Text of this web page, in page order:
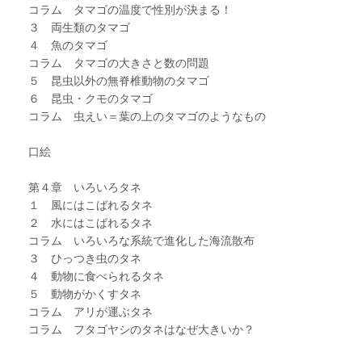
コラム タマゴの温度で性別が決まる！
３ 両生類のタマゴ
４ 魚のタマゴ
コラム タマゴの大きさと数の問題
５ 昆虫以外の無脊椎動物のタマゴ
６ 昆虫・クモのタマゴ
コラム 虫えい＝葉の上のタマゴのようなもの
口絵
第４章 いろいろタネ
１ 風にはこばれるタネ
２ 水にはこばれるタネ
コラム いろいろな系統で進化した海流散布
３ ひっつき虫のタネ
４ 動物に食べられるタネ
５ 動物がかくすタネ
コラム アリが運ぶタネ
コラム フタゴヤシのタネはなぜ大きいか？